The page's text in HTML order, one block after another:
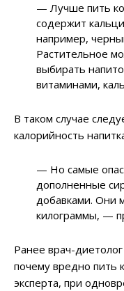
— Лучше пить
содержит
например,
Растительное
выбирать
витаминами,
В таком случае
калорийность
— Но самые
дополненные
добавками. Они
килограммы, —
Ранее врач-
почему вредно пить
эксперта, при